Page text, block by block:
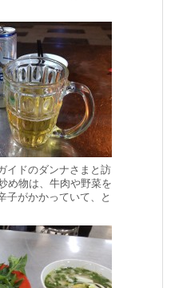
イドのダンナさまと訪
め物は、牛肉や野菜を
子がかかっていて、と